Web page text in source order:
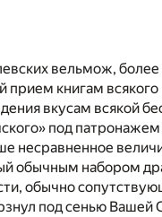
вельмож, более
книгам
вкусам всякой
под
несравненное
обычным набором
обычно
под сенью Вашей